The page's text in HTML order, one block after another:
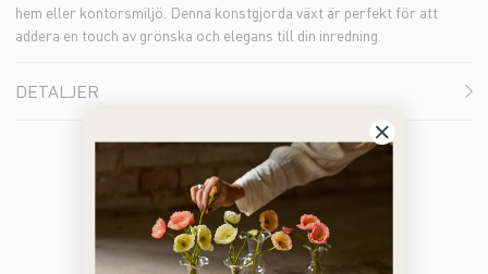
hem eller kontorsmiljö. Denna konstgjorda växt är perfekt för att
addera en touch av grönska och elegans till din inredning.
DETALJER
Bästsäljare